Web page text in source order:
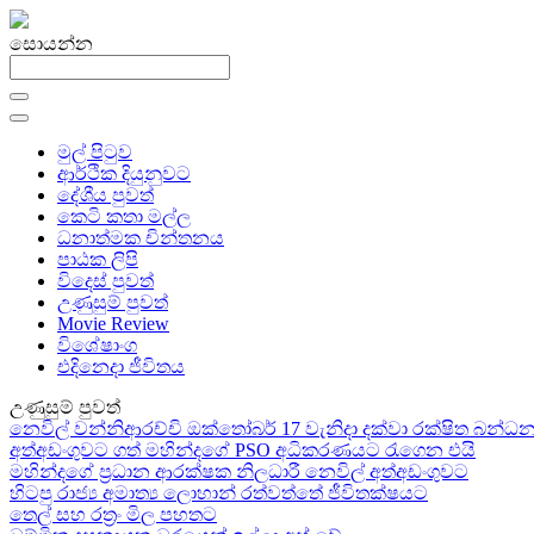
සොයන්න
මුල් පිටුව
ආර්ථික දියුනුවට
දේශීය පුවත්
කෙටි කතා මල්ල
ධනාත්මක චින්තනය
පාඨක ලිපි
විදෙස් පුවත්
උණුසුම් පුවත්
Movie Review
විශේෂාංග
එදිනෙදා ජීවිතය
උණුසුම් පුවත්
නෙවිල් වන්නිආරච්චි ඔක්තෝබර් 17 වැනිදා දක්වා රක්ෂිත
අත්අඩංගුවට ගත් මහින්දගේ PSO අධිකරණයට රැගෙන එයි
මහින්දගේ ප්‍රධාන ආරක්ෂක නිලධාරී නෙවිල් අත්අඩංගුවට
හිටපු රාජ්‍ය අමාත්‍ය ලොහාන් රත්වත්තේ ජීවිතක්ෂයට
තෙල් සහ රත්‍රං මිල පහතට